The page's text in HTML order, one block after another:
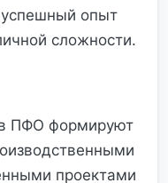
успешный опыт
сложности.
ПФО формируют
проектами